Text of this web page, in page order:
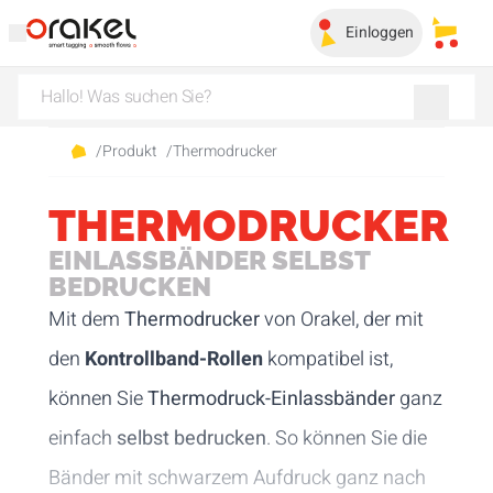
Einloggen
/Produkt /Thermodrucker
THERMODRUCKER
EINLASSBÄNDER SELBST
BEDRUCKEN
Mit demThermodruckervon Orakel, der mit
den Kontrollband-Rollenkompatibel ist,
können SieThermodruck-Einlassbänderganz
einfach selbst bedrucken. So können Sie die
Bänder mit schwarzem Aufdruck ganz nach